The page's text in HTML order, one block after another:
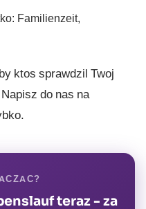
Familienzeit,
ktos sprawdzil Twoj
Napisz do nas na
teraz - za